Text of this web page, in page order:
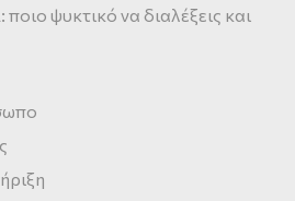
ψυκτικό να διαλέξεις και